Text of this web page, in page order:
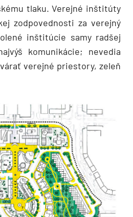
tlaku. Verejné inštitúty
zodpovednosti za verejný
inštitúcie samy radšej
komunikácie; nevedia
verejné priestory, zeleň